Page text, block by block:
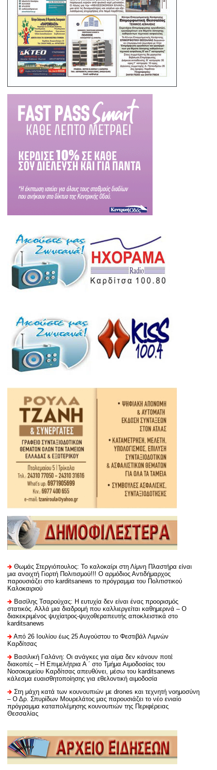
Θωμάς Στεργιόπουλος: Το καλοκαίρι στη Λίμνη Πλαστήρα είναι
μια ανοιχτή Γιορτή Πολιτισμού!!! Ο αρμόδιος Αντιδήμαρχος
παρουσιάζει στο karditsanews το πρόγραμμα του Πολιτιστικού
Καλοκαιριού
Βασίλης Τσαρούχας: Η ευτυχία δεν είναι ένας προορισμός
στατικός. Αλλά μια διαδρομή που καλλιεργείται καθημερινά – Ο
διακεκριμένος ψυχίατρος-ψυχοθεραπευτής αποκλειστικά στο
karditsanews
Από 26 Ιουλίου έως 25 Αυγούστου το Φεστιβάλ Λιμνών
Καρδίτσας
Βασιλική Γαλάνη: Οι ανάγκες για αίμα δεν κάνουν ποτέ
διακοπές – Η Επιμελήτρια Α ΄ στο Τμήμα Αιμοδοσίας του
Νοσοκομείου Καρδίτσας απευθύνει, μέσω του karditsanews
κάλεσμα ευαισθητοποίησης για εθελοντική αιμοδοσία
Στη μάχη κατά των κουνουπιών με drones και τεχνητή νοημοσύνη
– Ο Δρ. Σπυρίδων Μουρελάτος μας παρουσιάζει το νέο ενιαίο
πρόγραμμα καταπολέμησης κουνουπιών της Περιφέρειας
Θεσσαλίας